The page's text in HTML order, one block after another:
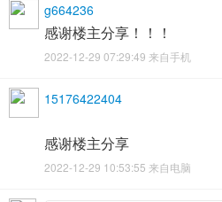
g664236
感谢楼主分享！！！
2022-12-29 07:29:49 来自手机
15176422404
感谢楼主分享
2022-12-29 10:53:55 来自电脑